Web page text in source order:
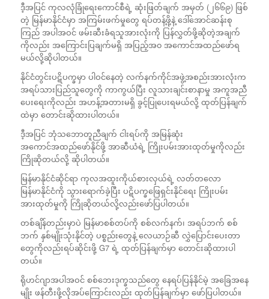
ဒီ့အပြင် ကုလလုံခြုံရေးကောင်စီရဲ့ ဆုံးဖြတ်ချက် အမှတ် (၂၆၆၉) ဖြစ်
တဲ့ မြန်မာနိုင်ငံမှာ အကြမ်းဖက်မှုတွေ ရပ်တန့်ဖို့နဲ့ ဒေါ်အောင်ဆန်းစု
ကြည် အပါအဝင် ဖမ်းဆီးခံရသူအားလုံးကို ပြန်လွှတ်ဖို့ဆိုတဲ့အချက်
ကိုလည်း အကြောင်းပြချက်မရှိ အပြည့်အ၀ အကောင်အထည်ဖော်ရ
မယ်လို့ဆိုပါတယ်။
နိုင်ငံတွင်းပဋိပက္ခမှာ ပါဝင်နေတဲ့ လက်နက်ကိုင်အဖွဲ့အစည်းအားလုံးက
အရပ်သားပြည်သူတွေကို ကာကွယ်ပြီး လူသားချင်းစာနာမှု အကူအညီ
ပေးရေးကိုလည်း အဟန့်အတားမရှိ ခွင့်ပြုပေးရမယ်လို့ ထုတ်ပြန်ချက်
ထဲမှာ တောင်းဆိုထားပါတယ်။
ဒီ့အပြင် ဘုံသဘောတူညီချက် ငါးရပ်ကို အမြန်ဆုံး
အကောင်အထည်ဖော်နိုင်ဖို့ အာဆီယံရဲ့ ကြိုးပမ်းအားထုတ်မှုကိုလည်း
ကြိုဆိုတယ်လို့ ဆိုပါတယ်။
မြန်မာနိုင်ငံဆိုင်ရာ ကုလအထူးကိုယ်စားလှယ်ရဲ့ လတ်တလော
မြန်မာနိုင်ငံကို သွားရောက်ခဲ့ပြီး ပဋိပက္ခဖြေရှင်းနိုင်ရေး ကြိုးပမ်း
အားထုတ်မှုကို ကြိုဆိုတယ်လို့လည်းဖော်ပြပါတယ်။
တစ်ချိန်တည်းမှာပဲ မြန်မာစစ်တပ်ကို စစ်လက်နက်၊ အရပ်ဘက် စစ်
ဘက် နှစ်မျိုးသုံးနိုင်တဲ့ ပစ္စည်းတွေနဲ့ လေယာဉ်ဆီ လွှဲပြောင်းပေးတာ
တွေကိုလည်းရပ်ဆိုင်းဖို့ G7 ရဲ့ ထုတ်ပြန်ချက်မှာ တောင်းဆိုထားပါ
တယ်။
ရိုဟင်ဂျာအပါအဝင် စစ်ဘေးဒုက္ခသည်တွေ နေရပ်ပြန်နိုင်မဲ့ အခြေအနေ
မျိုး ဖန်တီးဖို့လိုအပ်ကြောင်းလည်း ထုတ်ပြန်ချက်မှာ ဖော်ပြပါတယ်။